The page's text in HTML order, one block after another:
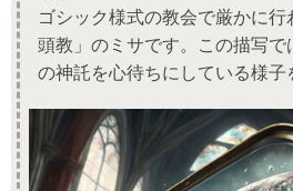
ゴシック様式の教会で厳かに
頭教」のミサです。この描写で
の神託を心待ちにしている様子